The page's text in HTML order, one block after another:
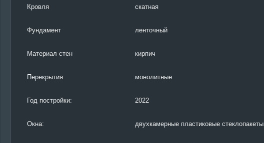
Кровля скатная
Фундамент ленточный
Материал стен кирпич
Перекрытия монолитные
Год постройки: 2022
Окна: двухкамерные пластиковые стеклопакеты